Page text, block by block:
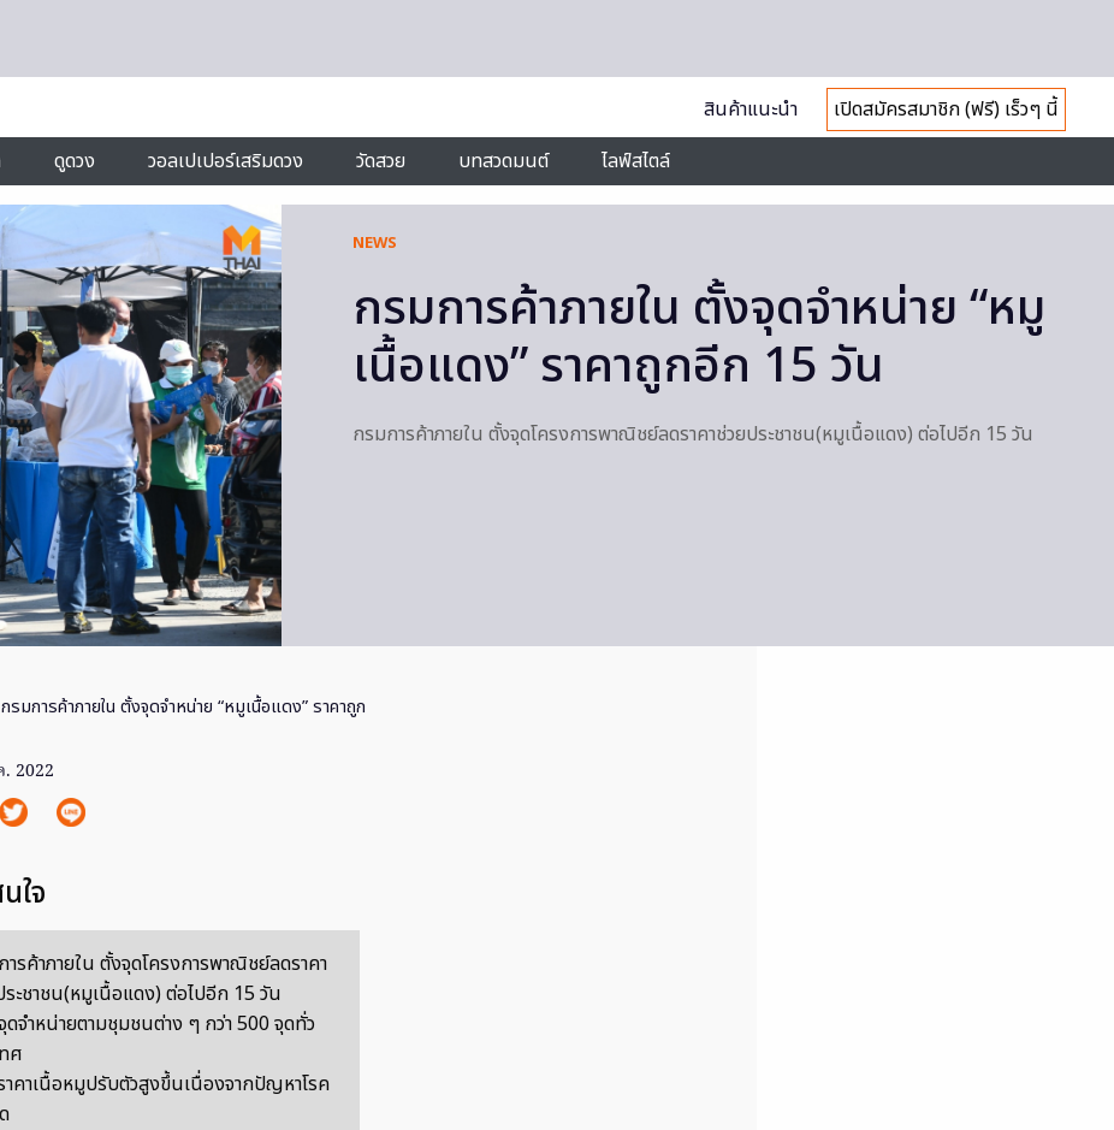
สินค้าแนะนำ
เปิดสมัครสมาชิก (ฟรี) เร็วๆ นี้
ดูดวง วอลเปเปอร์เสริมดวง วัดสวย บทสวดมนต์ ไลฟ์สไตล์
NEWS
กรมการค้าภายใน ตั้งจุดจำหน่าย “หมู
เนื้อแดง” ราคาถูกอีก 15 วัน
กรมการค้าภายใน ตั้งจุดโครงการพาณิชย์ลดราคาช่วยประชาชน(หมูเนื้อแดง) ต่อไปอีก 15 วัน
รมการค้าภายใน ตั้งจุดจำหน่าย “หมูเนื้อแดง” ราคาถูก
2022
ใจ
ารค้าภายใน ตั้งจุดโครงการพาณิชย์ลดราคา
ระชาชน(หมูเนื้อแดง) ต่อไปอีก 15 วัน
ดจำหน่ายตามชุมชนต่าง ๆ กว่า 500 จุดทั่ว
ศ
าคาเนื้อหมูปรับตัวสูงขึ้นเนื่องจากปัญหาโรค